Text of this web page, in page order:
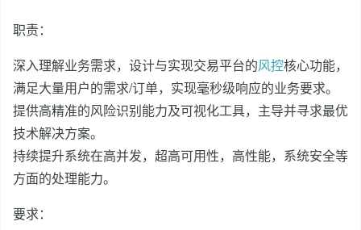
职责：
深入理解业务需求，设计与实现交易平台的风控核心功能，
满足大量用户的需求/订单，实现毫秒级响应的业务要求。
提供高精准的风险识别能力及可视化工具，主导并寻求最优
技术解决方案。
持续提升系统在高并发，超高可用性，高性能，系统安全等
方面的处理能力。
要求：